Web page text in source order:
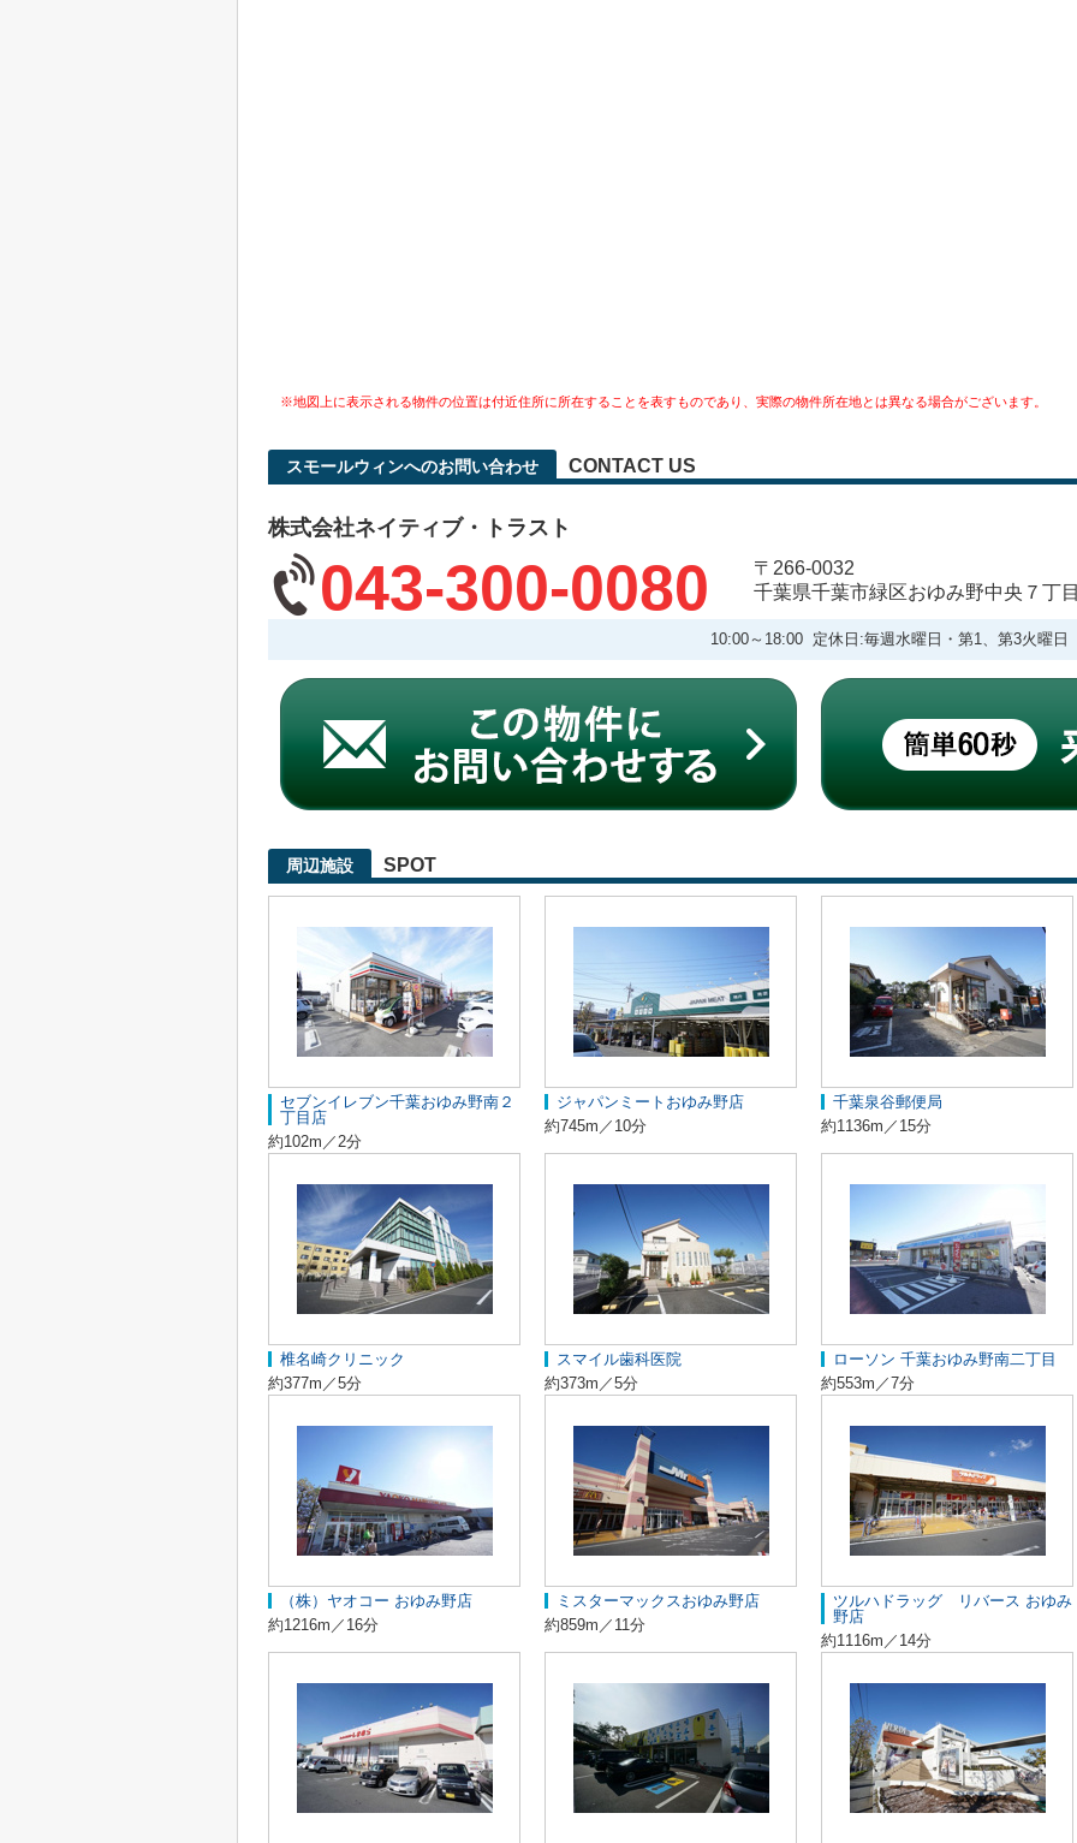
※地図上に表示される物件の位置は付近住所に所在することを表すものであり、実際の物件所在地とは異なる場合がございます。
スモールウィンへのお問い合わせ CONTACT US
株式会社ネイティブ・トラスト
043-300-0080
〒266-0032
千葉県千葉市緑区おゆみ野中央７丁
10:00～18:00 定休日:毎週水曜日・第1、第3火曜
周辺施設 SPOT
セブンイレブン千葉おゆみ野南２
丁目店
約102m／2分
ジャパンミートおゆみ野店
約745m／10分
千葉泉谷郵便局
約1136m／15分
椎名崎クリニック
約377m／5分
スマイル歯科医院
約373m／5分
ローソン 千葉おゆみ野南二丁目
約553m／7分
（株）ヤオコー おゆみ野店
約1216m／16分
ミスターマックスおゆみ野店
約859m／11分
ツルハドラッグ リバース おゆみ
野店
約1116m／14分